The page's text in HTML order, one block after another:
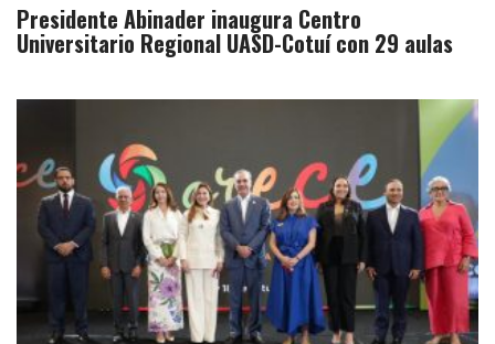
Presidente Abinader inaugura Centro
Universitario Regional UASD-Cotuí con 29 aulas